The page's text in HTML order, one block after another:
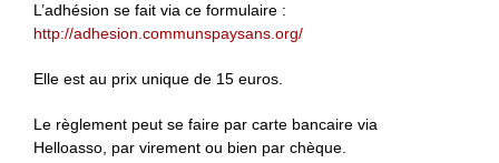
L’adhésion se fait via ce formulaire :
http://adhesion.communspaysans.org/
Elle est au prix unique de 15 euros.
Le règlement peut se faire par carte bancaire via
Helloasso, par virement ou bien par chèque.